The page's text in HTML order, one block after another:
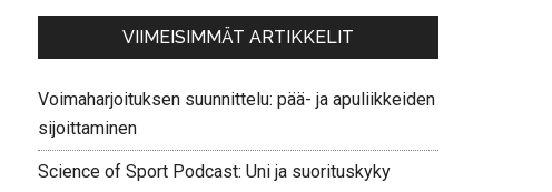
VIIMEISIMMÄT ARTIKKELIT
Voimaharjoituksen suunnittelu: pää- ja apuliikkeiden
sijoittaminen
Science of Sport Podcast: Uni ja suorituskyky